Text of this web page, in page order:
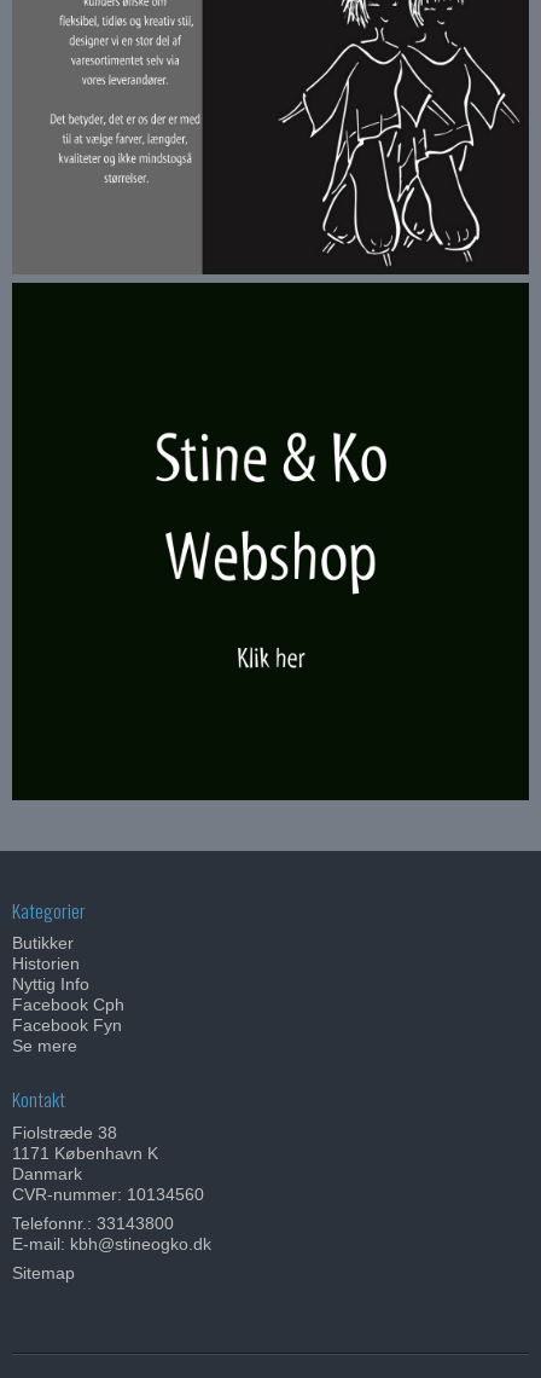
Kategorier
Butikker
Historien
Nyttig Info
Facebook Cph
Facebook Fyn
Se mere
Kontakt
Fiolstræde 38
1171 København K
Danmark
CVR-nummer: 10134560
Telefonnr.: 33143800
E-mail: kbh@stineogko.dk
Sitemap